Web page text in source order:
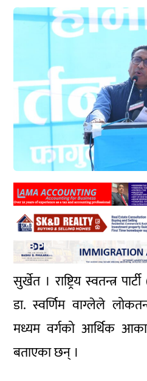
सुर्खेत । राष्ट्रिय स्वतन्त्र
डा. स्वर्णिम वाग्लेले
मध्यम वर्गको आर्थिक
बताएका छन् ।